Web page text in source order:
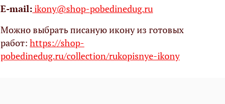
Е-mail: ikony@shop-pobedinedug.ru
Можно выбрать писаную икону из готовых
работ:https://shop-
pobedinedug.ru/collection/rukopisnye-ikony